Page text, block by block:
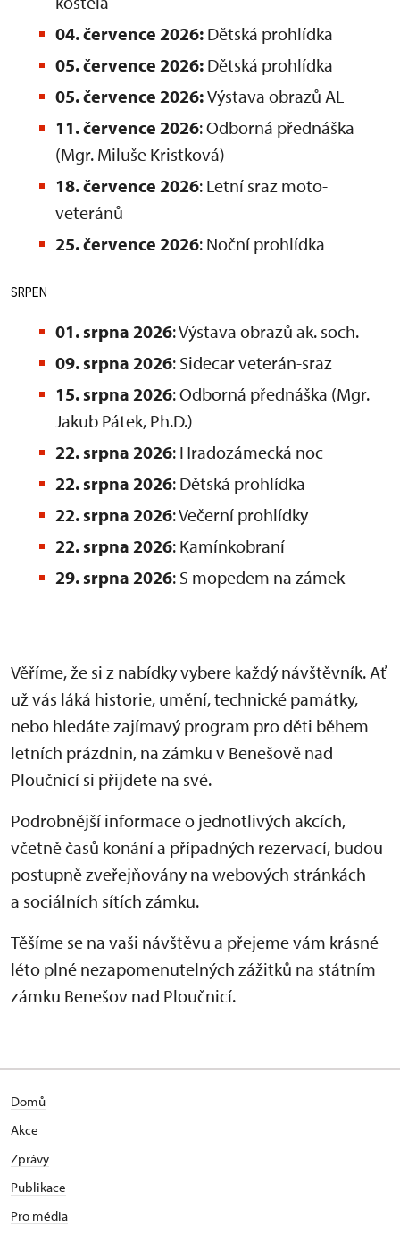
04. července 2026: Dětská prohlídka
05. července 2026: Dětská prohlídka
05. července 2026:Výstava obrazů AL
11. července 2026: Odborná přednáška
(Mgr. Miluše Kristková)
18. července 2026: Letní sraz moto-
veteránů
25. července 2026: Noční prohlídka
SRPEN
01. srpna 2026: Výstava obrazů ak. soch.
09. srpna 2026: Sidecar veterán-sraz
15. srpna 2026: Odborná přednáška (Mgr.
Jakub Pátek, Ph.D.)
22. srpna 2026: Hradozámecká noc
22. srpna 2026: Dětská prohlídka
22. srpna 2026: Večerní prohlídky
22. srpna 2026: Kamínkobraní
29. srpna 2026: S mopedem na zámek
Věříme, že si z nabídky vybere každý návštěvník. Ať
už vás láká historie, umění, technické památky,
nebo hledáte zajímavý program pro děti během
letních prázdnin, na zámku v Benešově nad
Ploučnicí si přijdete na své.
Podrobnější informace o jednotlivých akcích,
včetně časů konání a případných rezervací, budou
postupně zveřejňovány na webových stránkách
a sociálních sítích zámku.
Těšíme se na vaši návštěvu a přejeme vám krásné
léto plné nezapomenutelných zážitků na státním
zámku Benešov nad Ploučnicí.
Domů
Akce
Zprávy
Publikace
Pro média